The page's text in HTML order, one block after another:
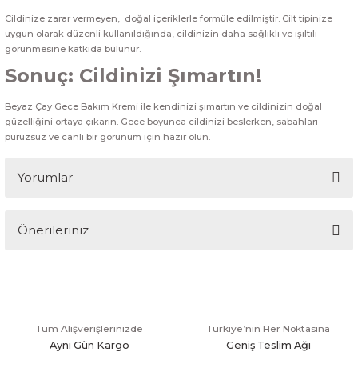
Cildinize zarar vermeyen, doğal içeriklerle formüle edilmiştir. Cilt tipinize
uygun olarak düzenli kullanıldığında, cildinizin daha sağlıklı ve ışıltılı
görünmesine katkıda bulunur.
Sonuç: Cildinizi Şımartın!
Beyaz Çay Gece Bakım Kremi ile kendinizi şımartın ve cildinizin doğal
güzelliğini ortaya çıkarın. Gece boyunca cildinizi beslerken, sabahları
pürüzsüz ve canlı bir görünüm için hazır olun.
Yorumlar
Önerileriniz
Tüm Alışverişlerinizde
Aynı Gün Kargo
Türkiye’nin Her Noktasına
Geniş Teslim Ağı